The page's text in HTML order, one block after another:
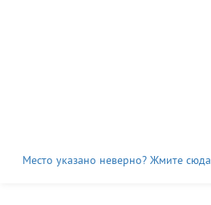
Место указано неверно? Жмите сюда